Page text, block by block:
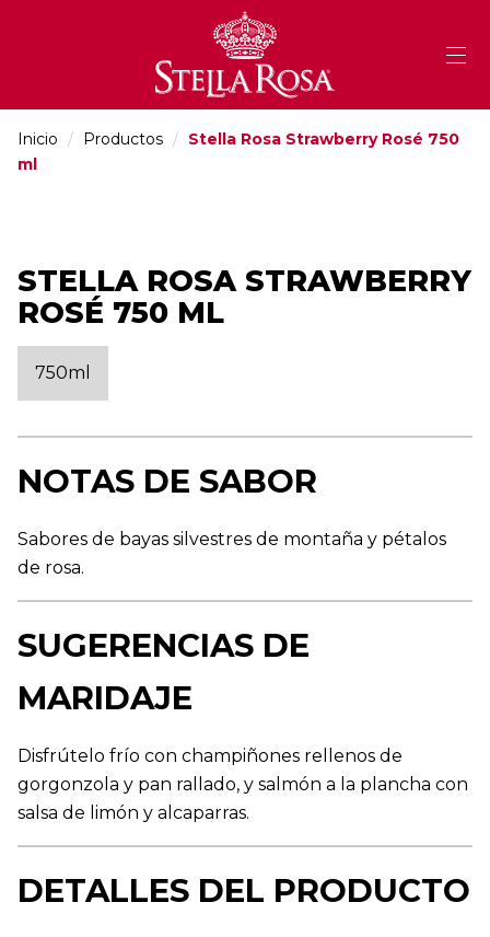
Inicio / Productos / Stella Rosa Strawberry Rosé 750
ml
STELLA ROSA STRAWBERRY
ROSÉ 750 ML
750ml
NOTAS DE SABOR
Sabores de bayas silvestres de montaña y pétalos
de rosa.
SUGERENCIAS DE
MARIDAJE
Disfrútelo frío con champiñones rellenos de
gorgonzola y pan rallado, y salmón a la plancha con
salsa de limón y alcaparras.
DETALLES DEL PRODUCTO